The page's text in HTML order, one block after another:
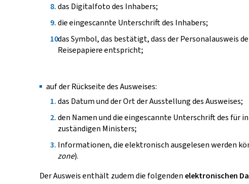
das Digitalfoto des Inhabers;
die eingescannte Unterschrift des Inhabers;
das Symbol, das bestätigt, dass der Personalausweis
Reisepapiere entspricht;
auf der Rückseite des Ausweises:
das Datum und der Ort der Ausstellung des Ausweises;
den Namen und die eingescannte Unterschrift des für
zuständigen Ministers;
Informationen, die elektronisch ausgelesen werden
zone).
Der Ausweis enthält zudem die folgenden elektronischen